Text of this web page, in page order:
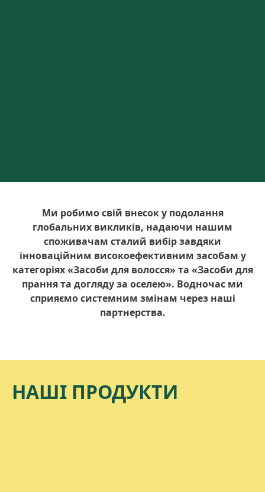
Ми робимо свій внесок у подолання
глобальних викликів, надаючи нашим
споживачам сталий вибір завдяки
інноваційним високоефективним засобам у
категоріях «Засоби для волосся» та «Засоби для
прання та догляду за оселею». Водночас ми
сприяємо системним змінам через наші
партнерства.
НАШІ ПРОДУКТИ